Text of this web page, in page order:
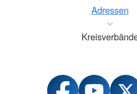
Adressen